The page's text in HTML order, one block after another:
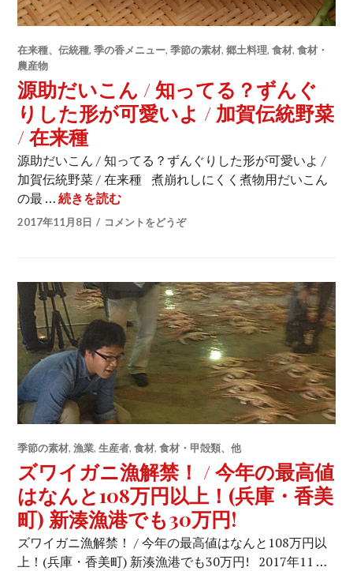
在来種、伝統種,季の香メニュー,季節の素材,郷土料理,食材,食材・
農産物
源助だいこん / 知ってる？ずんぐ
りした形が可愛いよ / 加賀伝統野菜
/ 在来種
源助だいこん / 知ってる？ずんぐりした形が可愛いよ /
加賀伝統野菜 / 在来種 煮崩れしにくく煮物用だいこん
の最 …続きを読む
2017年11月8日 コメントをどうぞ
季節の素材,漁業,生産者,食材,食材・甲殻類、他
ズワイガニ漁解禁！ / 今年の最高値
はなんと108万円以上！(兵庫・香美
町) 新湊漁港でも30万円!
ズワイガニ漁解禁！ / 今年の最高値はなんと108万円以
上！(兵庫・香美町) 新湊漁港でも30万円! 2017年11 …